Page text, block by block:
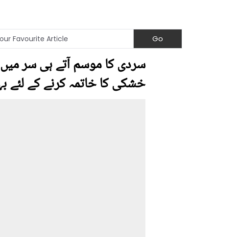
سردی کا موسم آتے ہی سر
خشکی کا خاتمہ کرنے کے لئے